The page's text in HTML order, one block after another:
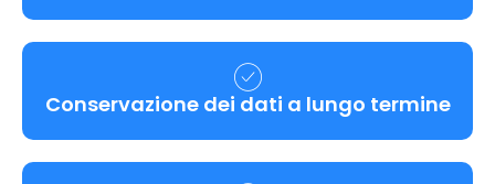
Conservazione dei dati a lungo termine